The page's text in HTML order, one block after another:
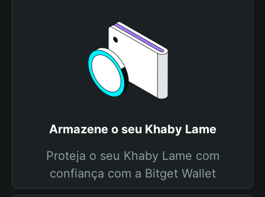
Armazene o seu Khaby Lame
Proteja o seu Khaby Lame com
confiança com a Bitget Wallet